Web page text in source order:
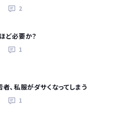
2
ど必要か？
1
者、私服がダサくなってしまう
1